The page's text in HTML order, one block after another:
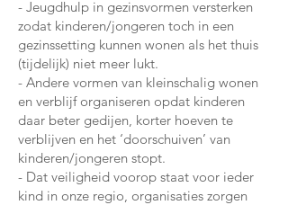
- Jeugdhulp in gezinsvormen versterken
zodat kinderen/jongeren toch in een
gezinssetting kunnen wonen als het thuis
(tijdelijk) niet meer lukt.
- Andere vormen van kleinschalig wonen
en verblijf organiseren opdat kinderen
daar beter gedijen, korter hoeven te
verblijven en het ‘doorschuiven’ van
kinderen/jongeren stopt.
- Dat veiligheid voorop staat voor ieder
kind in onze regio, organisaties zorgen